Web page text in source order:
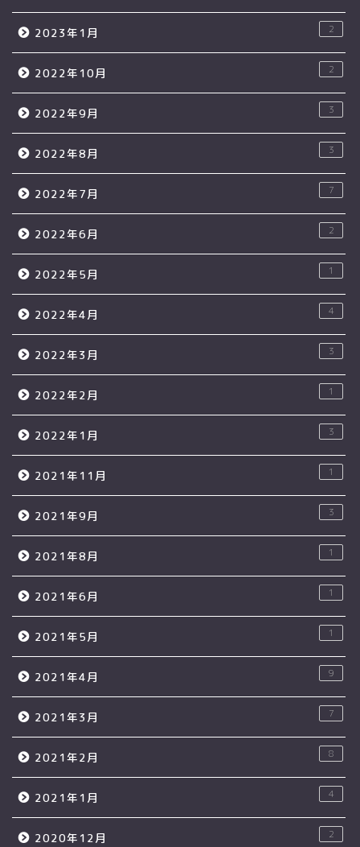
2023年1月 2
2022年10月 2
2022年9月 3
2022年8月 3
2022年7月 7
2022年6月 2
2022年5月 1
2022年4月 4
2022年3月 3
2022年2月 1
2022年1月 3
2021年11月 1
2021年9月 3
2021年8月 1
2021年6月 1
2021年5月 1
2021年4月 9
2021年3月 7
2021年2月 8
2021年1月 4
2020年12月 2